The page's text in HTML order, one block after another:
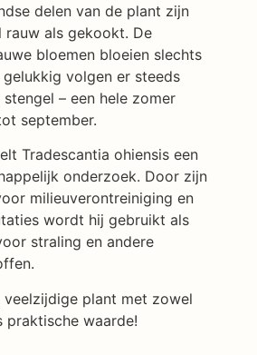
delen van de plant zijn
rauw als gekookt. De
bloemen bloeien slechts
gelukkig volgen er steeds
– een hele zomer
september.
Tradescantia ohiensis een
onderzoek. Door zijn
milieuverontreiniging en
wordt hij gebruikt als
straling en andere
veelzijdige plant met zowel
praktische waarde!